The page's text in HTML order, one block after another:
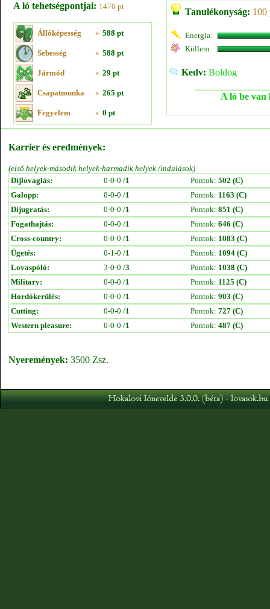
A ló tehetségpontjai: 1470 pt
Állóképesség » 588 pt
Sebesség » 588 pt
Jármód » 29 pt
Csapatmunka » 265 pt
Fegyelem » 0 pt
Tanulékonyság: 100
Energia:
Küllem:
Kedv: Boldog
A ló be van
Karrier és eredmények:
(első helyek-második helyek-harmadik helyek /indulások)
Díjlovaglás:
0-0-0 /1 Pontok: 502 (C)
Galopp:
0-0-0 /1 Pontok: 1163 (C)
Díjugratás:
0-0-0 /1 Pontok: 851 (C)
Fogathajtás:
0-0-0 /1 Pontok: 646 (C)
Cross-country:
0-0-0 /1 Pontok: 1083 (C)
Ügetés:
0-1-0 /1 Pontok: 1094 (C)
Lovaspóló:
3-0-0 /3 Pontok: 1038 (C)
Military:
0-0-0 /1 Pontok: 1125 (C)
Hordókerülés:
0-0-0 /1 Pontok: 903 (C)
Cutting:
0-0-0 /1 Pontok: 727 (C)
Western pleasure:
0-0-0 /1 Pontok: 487 (C)
Nyeremények: 3500 Zsz.